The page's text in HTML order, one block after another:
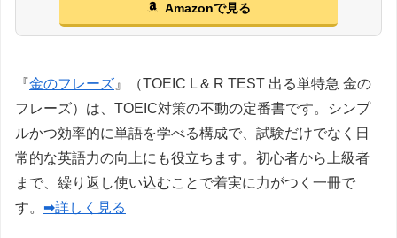
Amazonで見る
『金のフレーズ 』（TOEIC L & R TEST 出る単特急 金の
フレーズ）は、TOEIC対策の不動の定番書です。シンプ
ルかつ効率的に単語を学べる構成で、試験だけでなく日
常的な英語力の向上にも役立ちます。初心者から上級者
まで、繰り返し使い込むことで着実に力がつく一冊で
す。 ➡詳しく見る